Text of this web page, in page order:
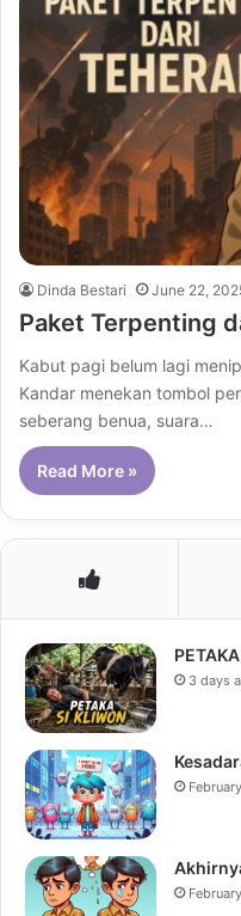
Dinda Bestari June 22,
Paket Terpenting
Kabut pagi belum lagi
Kandar menekan tombol
seberang benua, suara…
Read More »
3 days